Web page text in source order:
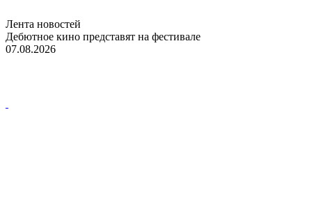
Лента новостей
Дебютное кино представят на фестивале
07.08.2026